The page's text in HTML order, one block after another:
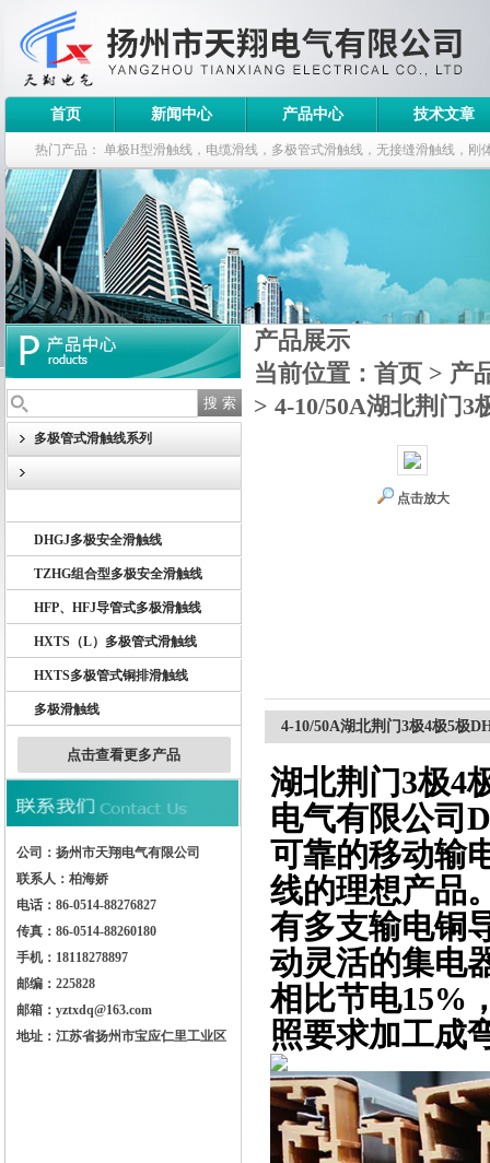
扬州市天翔电气有限公司
首页 新闻中心 产品中心 技术文章
热门产品： 单极H型滑触线，电缆滑线，多极管式滑触线，无接缝滑触线，刚
钢电缆滑车
多极管式滑触线系列
DHG多极滑触线
DHGJ多极安全滑触线
TZHG组合型多极安全滑触线
HFP、HFJ导管式多极滑触线
HXTS（L）多极管式滑触线
HXTS多极管式铜排滑触线
多极滑触线
点击查看更多产品
公司：扬州市天翔电气有限公司
联系人：柏海娇
电话：86-0514-88276827
传真：86-0514-88260180
手机：18118278897
邮编：225828
邮箱：yztxdq@163.com
地址：江苏省扬州市宝应仁里工业区
产品展示
当前位置： 首页 > 产
> 4-10/50A湖北荆门3
点击放大
4-10/50A湖北荆门3极4极5极
湖北荆门3极4
电气有限公司
可靠的移动输
线的理想产品
有多支输电铜
动灵活的集电
相比节电15%
照要求加工成